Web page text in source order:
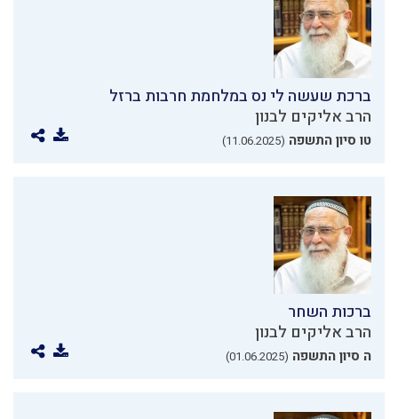
ברכת שעשה לי נס במלחמת חרבות ברזל
הרב אליקים לבנון
טו סיון התשפה (11.06.2025)
ברכות השחר
הרב אליקים לבנון
ה סיון התשפה (01.06.2025)